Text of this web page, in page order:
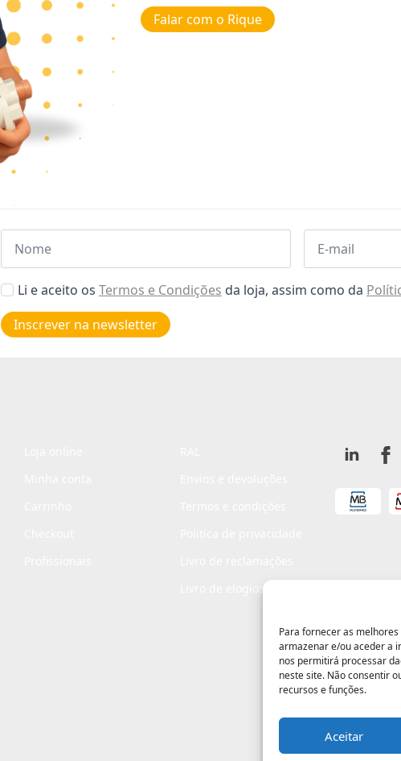
Para fornecer as
armazenar e/ou aceder a
nos permitirá processar
neste site. Não consentir
recursos e funções.
Aceitar
Falar com o Rique
Nome Email
Aceitar
de
privacidade
Li e aceito os Termos e Condições da loja, assim como da
Inscrever na newsletter
Livro de elogios